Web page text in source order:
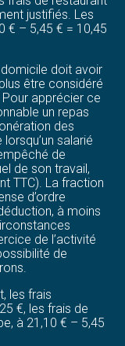
justifiés. Les
€ – 5,45 € = 10,45
domicile doit avoir
être considéré
apprécier ce
un repas
des
salarié
de
de son travail,
TTC). La fraction
d’ordre
à moins
de l’activité
de
les frais
€, les frais de
à 21,10 € – 5,45